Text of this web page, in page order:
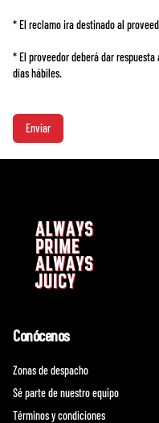
* El reclamo ira destinado al
* El proveedor deberá dar
días hábiles.
Enviar
Conócenos
Zonas de despacho
Sé parte de nuestro equipo
Términos y condiciones